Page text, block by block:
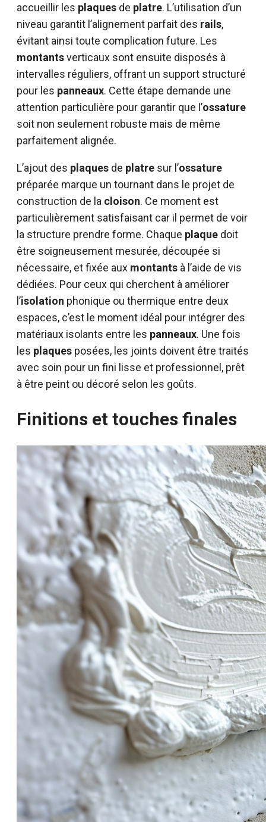
accueillir les plaques de platre. L’utilisation d’un
niveau garantit l’alignement parfait des rails,
évitant ainsi toute complication future. Les
montantsverticaux sont ensuite disposés à
intervalles réguliers, offrant un support structuré
pour les panneaux. Cette étape demande une
attention particulière pour garantir que l’ossature
soit non seulement robuste mais de même
parfaitement alignée.
L’ajout des plaques de platre sur l’ossature
préparée marque un tournant dans le projet de
construction de la cloison. Ce moment est
particulièrement satisfaisant car il permet de voir
la structure prendre forme. Chaque plaque doit
être soigneusement mesurée, découpée si
nécessaire, et fixée aux montants à l’aide de vis
dédiées. Pour ceux qui cherchent à améliorer
l’isolation phonique ou thermique entre deux
espaces, c’est le moment idéal pour intégrer des
matériaux isolants entre les panneaux. Une fois
les plaques posées, les joints doivent être traités
avec soin pour un fini lisse et professionnel, prêt
à être peint ou décoré selon les goûts.
Finitions et touches finales